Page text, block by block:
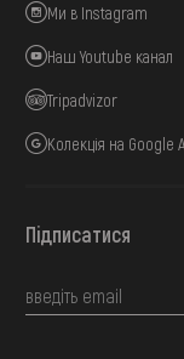
Ми в Instagram
Наш Youtube канал
Tripadvizor
Колекція на Google
Підписатися